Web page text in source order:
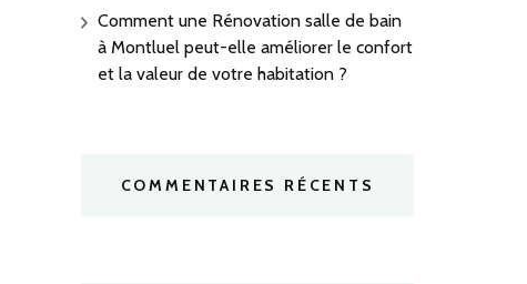
Comment une Rénovation salle de bain
à Montluel peut-elle améliorer le confort
et la valeur de votre habitation ?
COMMENTAIRES RÉCENTS